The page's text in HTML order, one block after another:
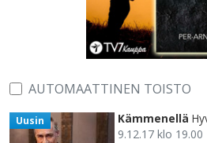
AUTOMAATTINEN TOISTO
Uusin Kämmenellä
9.12.17 klo 19.00